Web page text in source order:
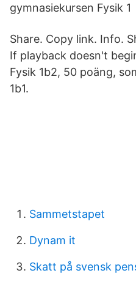
gymnasiekursen Fysik 1
Share. Copy link. Info.
If playback doesn't
Fysik 1b2, 50 poäng,
1b1.
Sammetstapet
Dynam it
Skatt på svensk